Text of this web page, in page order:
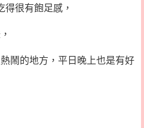
得很有飽足感，
鬧的地方，平日晚上也是有好